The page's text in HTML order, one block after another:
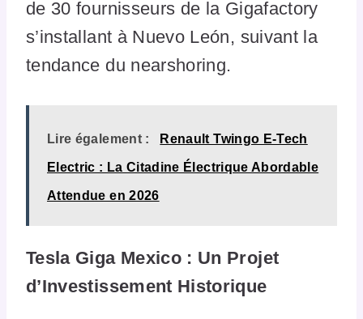
de 30 fournisseurs de la Gigafactory
s’installant à Nuevo León, suivant la
tendance du nearshoring.
Lire également : Renault Twingo E-Tech
Electric : La Citadine Électrique Abordable
Attendue en 2026
Tesla Giga Mexico : Un Projet
d’Investissement Historique